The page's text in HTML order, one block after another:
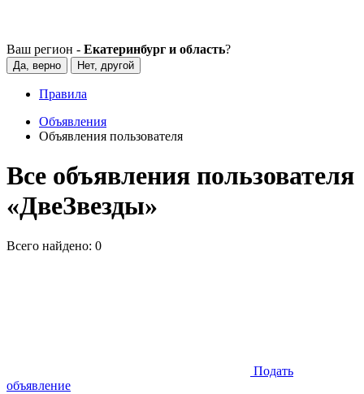
Ваш регион - Екатеринбург и область?
Да, верно Нет, другой
Правила
Объявления
Объявления пользователя
Все объявления пользователя
«ДвеЗвезды»
Всего найдено: 0
Подать
объявление